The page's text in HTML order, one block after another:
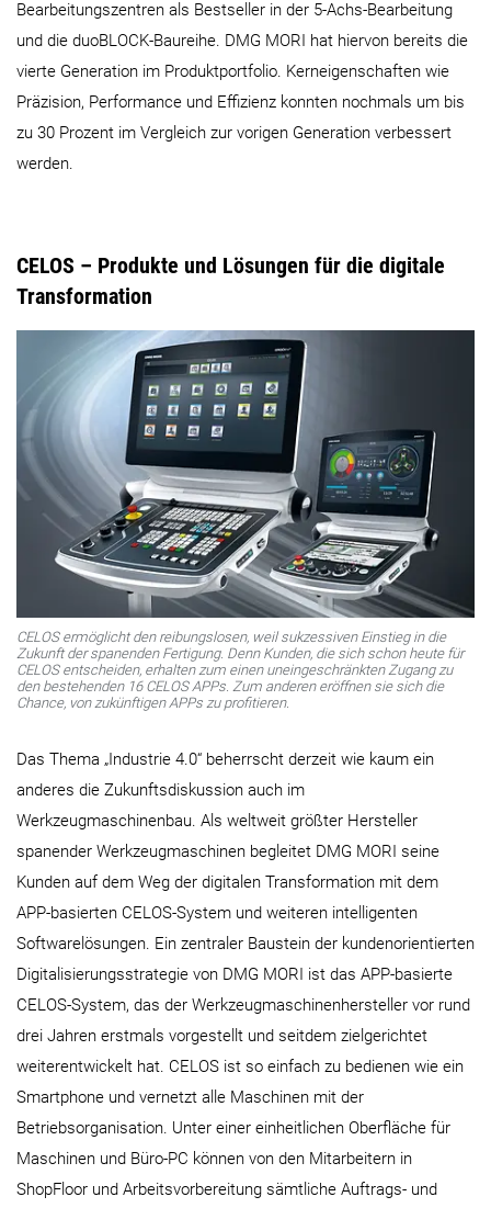
Bearbeitungszentren als Bestseller in der 5-Achs-Bearbeitung
und die duoBLOCK-Baureihe. DMG MORI hat hiervon bereits die
vierte Generation im Produktportfolio. Kerneigenschaften wie
Präzision, Performance und Effizienz konnten nochmals um bis
zu 30 Prozent im Vergleich zur vorigen Generation verbessert
werden.
CELOS – Produkte und Lösungen für die digitale
Transformation
CELOS ermöglicht den reibungslosen, weil sukzessiven Einstieg in die
Zukunft der spanenden Fertigung. Denn Kunden, die sich schon heute für
CELOS entscheiden, erhalten zum einen uneingeschränkten Zugang zu
den bestehenden 16 CELOS APPs. Zum anderen eröffnen sie sich die
Chance, von zukünftigen APPs zu profitieren.​​​​​​​
Das Thema „Industrie 4.0“ beherrscht derzeit wie kaum ein
anderes die Zukunftsdiskussion auch im
Werkzeugmaschinenbau. Als weltweit größter Hersteller
spanender Werkzeugmaschinen begleitet DMG MORI seine
Kunden auf dem Weg der digitalen Transformation mit dem
APP-basierten CELOS-System und weiteren intelligenten
Softwarelösungen. Ein zentraler Baustein der kundenorientierten
Digitalisierungsstrategie von DMG MORI ist das APP-basierte
CELOS-System, das der Werkzeugmaschinenhersteller vor rund
drei Jahren erstmals vorgestellt und seitdem zielgerichtet
weiterentwickelt hat. CELOS ist so einfach zu bedienen wie ein
Smartphone und vernetzt alle Maschinen mit der
Betriebsorganisation. Unter einer einheitlichen Oberfläche für
Maschinen und Büro-PC können von den Mitarbeitern in
ShopFloor und Arbeitsvorbereitung sämtliche Auftrags- und